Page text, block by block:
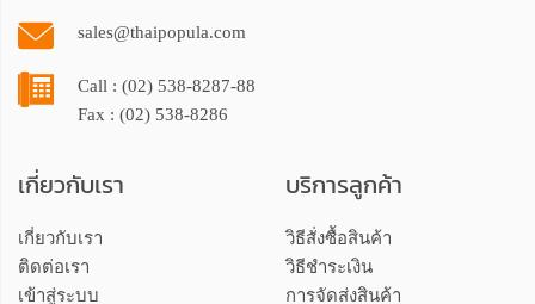
sales@thaipopula.com
Call : (02) 538-8287-88
Fax : (02) 538-8286
เกี่ยวกับเรา
เกี่ยวกับเรา
ติดต่อเรา
เข้าสู่ระบบ
บริการลูกค้า
วิธีสั่งซื้อสินค้า
วิธีชำระเงิน
การจัดส่งสินค้า